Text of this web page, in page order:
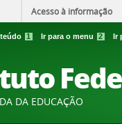
Acesso à informação
1 Ir para o menu 2 Ir
DA EDUCAÇÃO